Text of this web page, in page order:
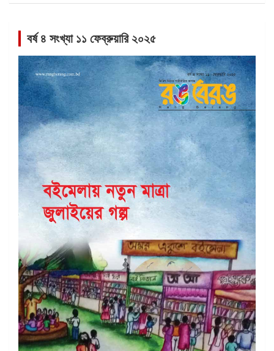
বর্ষ ৪ সংখ্যা ১১ ফেব্রুয়ারি ২০২৫